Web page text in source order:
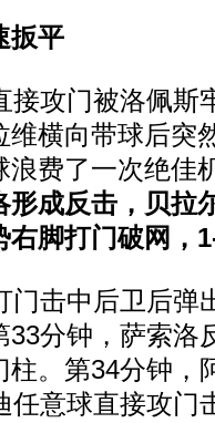
扳平
攻门被洛佩斯
横向带球后突
费了一次绝佳
成反击，贝拉
脚打门破网，
击中后卫后弹
分钟，萨索洛
。第34分钟，
任意球直接攻门